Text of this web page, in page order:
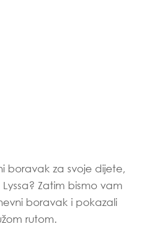
boravak za svoje dijete,
Zatim bismo vam
boravak i pokazali
rutom.